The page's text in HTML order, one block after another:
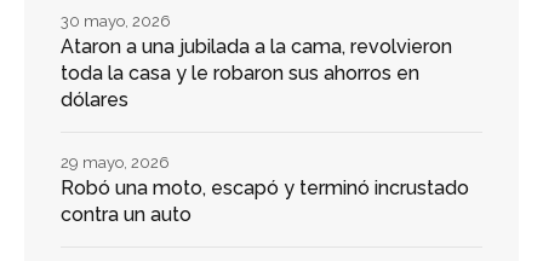
Ataron a una jubilada a la cama, revolvieron
toda la casa y le robaron sus ahorros en
dólares
30 mayo, 2026
Robó una moto, escapó y terminó incrustado
contra un auto
29 mayo, 2026